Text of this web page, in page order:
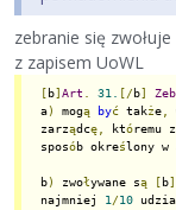
zebranie się zwołuje
z zapisem UoWL
[b] Art 31. [/b]
a) mogą być także
zarządcę, któremu
sposób określony w
b) zwoływane są [b]
najmniej 1 /10 udzia